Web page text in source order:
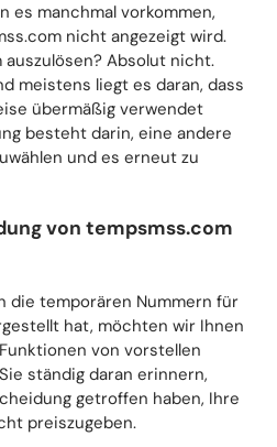
es manchmal vorkommen,
nicht angezeigt wird.
Absolut nicht.
meistens liegt es daran, dass
übermäßig verwendet
besteht darin, eine andere
und es erneut zu
von tempsmss.com
die temporären Nummern für
hat, möchten wir Ihnen
von vorstellen
ständig daran erinnern,
getroffen haben, Ihre
preiszugeben.